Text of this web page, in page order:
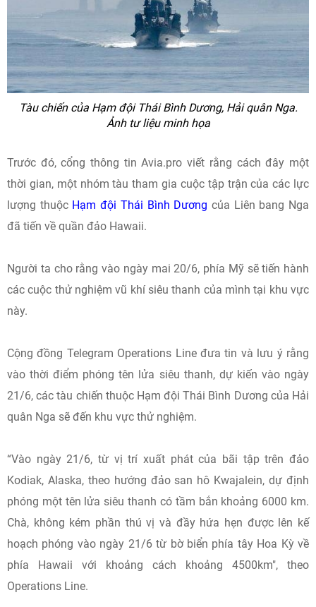
Tàu chiến của Hạm đội Thái Bình Dương, Hải quân Nga.
Ảnh tư liệu minh họa
Trước đó, cổng thông tin Avia.pro viết rằng cách đây một
thời gian, một nhóm tàu ​​tham gia cuộc tập trận của các lực
lượng thuộc Hạm đội Thái Bình Dương của Liên bang Nga
đã tiến về quần đảo Hawaii.
Người ta cho rằng vào ngày mai 20/6, phía Mỹ sẽ tiến hành
các cuộc thử nghiệm vũ khí siêu thanh của mình tại khu vực
này.
Cộng đồng Telegram Operations Line đưa tin và lưu ý rằng
vào thời điểm phóng tên lửa siêu thanh, dự kiến ​​vào ngày
21/6, các tàu chiến thuộc Hạm đội Thái Bình Dương của Hải
quân Nga sẽ đến khu vực thử nghiệm.
“Vào ngày 21/6, từ vị trí xuất phát của bãi tập trên đảo
Kodiak, Alaska, theo hướng đảo san hô Kwajalein, dự định
phóng một tên lửa siêu thanh có tầm bắn khoảng 6000 km.
Chà, không kém phần thú vị và đầy hứa hẹn được lên kế
hoạch phóng vào ngày 21/6 từ bờ biển phía tây Hoa Kỳ về
phía Hawaii với khoảng cách khoảng 4500km", theo
Operations Line.